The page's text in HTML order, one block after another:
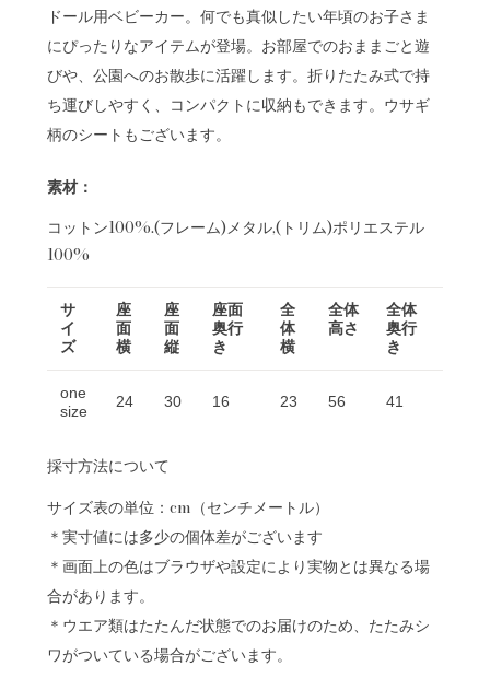
ドール用ベビーカー。何でも真似したい年頃のお子さま
にぴったりなアイテムが登場。お部屋でのおままごと遊
びや、公園へのお散歩に活躍します。折りたたみ式で持
ち運びしやすく、コンパクトに収納もできます。ウサギ
柄のシートもございます。
素材：
コットン100%.(フレーム)メタル,(トリム)ポリエステル
100%
サ
イ
ズ
座
面
横
座
面
縦
座面
奥行
き
全
体
横
全体
高さ
全体
奥行
き
one
size
24 30 16 23 56 41
採寸方法について
サイズ表の単位：cm（センチメートル）
＊実寸値には多少の個体差がございます
＊画面上の色はブラウザや設定により実物とは異なる場
合があります。
＊ウエア類はたたんだ状態でのお届けのため、たたみシ
ワがついている場合がございます。